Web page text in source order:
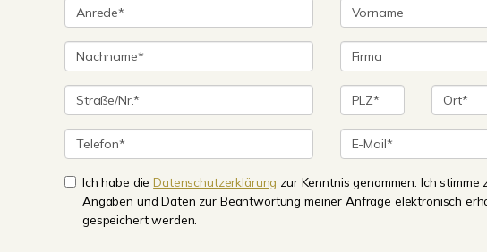
Ich habe dieDatenschutzerklärung zur Kenntnis genommen. Ich stimme
Angaben und Daten zur Beantwortung meiner Anfrage elektronisch
gespeichert werden.